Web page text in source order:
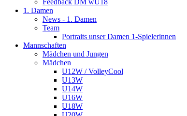
Feedback DM wU18
1. Damen
News - 1. Damen
Team
Portraits unser Damen 1-Spielerinnen
Mannschaften
Mädchen und Jungen
Mädchen
U12W / VolleyCool
U13W
U14W
U16W
U18W